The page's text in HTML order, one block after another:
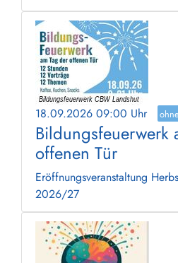
18.09.2026 09:00 Uhr
Bildungsfeuerwerk
offenen Tür
Eröffnungsveranstaltung
2026/27